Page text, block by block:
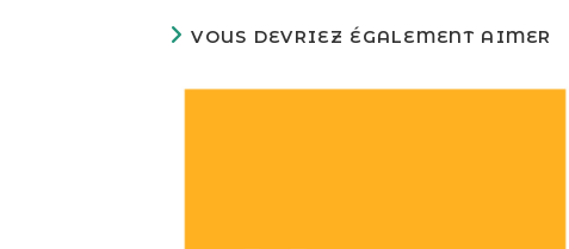
VOUS DEVRIEZ ÉGALEMENT AIMER